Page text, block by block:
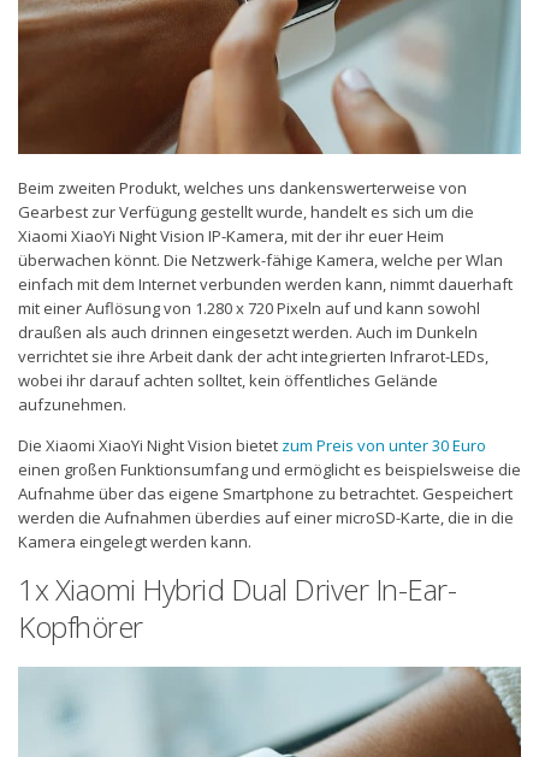
Beim zweiten Produkt, welches uns dankenswerterweise von
Gearbest zur Verfügung gestellt wurde, handelt es sich um die
Xiaomi XiaoYi Night Vision IP-Kamera, mit der ihr euer Heim
überwachen könnt. Die Netzwerk-fähige Kamera, welche per Wlan
einfach mit dem Internet verbunden werden kann, nimmt dauerhaft
mit einer Auflösung von 1.280 x 720 Pixeln auf und kann sowohl
draußen als auch drinnen eingesetzt werden. Auch im Dunkeln
verrichtet sie ihre Arbeit dank der acht integrierten Infrarot-LEDs,
wobei ihr darauf achten solltet, kein öffentliches Gelände
aufzunehmen.
Die Xiaomi XiaoYi Night Vision bietet zum Preis von unter 30 Euro
einen großen Funktionsumfang und ermöglicht es beispielsweise die
Aufnahme über das eigene Smartphone zu betrachtet. Gespeichert
werden die Aufnahmen überdies auf einer microSD-Karte, die in die
Kamera eingelegt werden kann.
1x Xiaomi Hybrid Dual Driver In-Ear-
Kopfhörer